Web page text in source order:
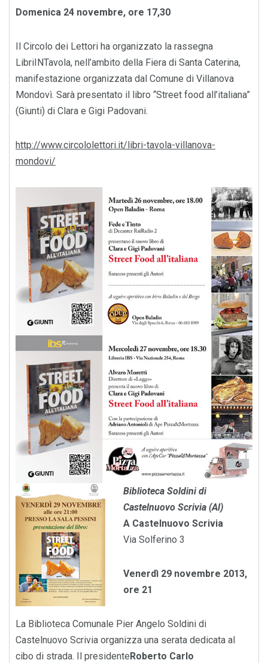
Domenica 24 novembre, ore 17,30
Il Circolo dei Lettori ha organizzato la rassegna
LibriINTavola, nell’ambito della Fiera di Santa Caterina,
manifestazione organizzata dal Comune di Villanova
Mondovì. Sarà presentato il libro “Street food all’italiana”
(Giunti) di Clara e Gigi Padovani.
http://www.circololettori.it/libri-tavola-villanova-
mondovi/
Biblioteca Soldini di
Castelnuovo Scrivia (Al)
A Castelnuovo Scrivia
Via Solferino 3
Venerdì 29 novembre 2013,
ore 21
La Biblioteca Comunale Pier Angelo Soldini di
Castelnuovo Scrivia organizza una serata dedicata al
cibo di strada. Il presidente Roberto Carlo